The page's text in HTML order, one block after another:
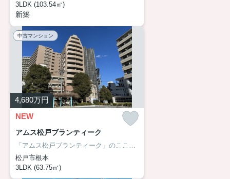
3LDK (103.54㎡)
新築
中古マンション
4,680万円
NEW
アムス松戸ブランティーク
「アムス松戸ブランティーク」のここがイチオシ♪
松戸市根本
3LDK (63.75㎡)